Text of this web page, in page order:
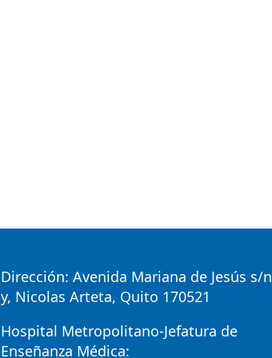
Dirección: Avenida Mariana de Jesús s/n
y, Nicolas Arteta, Quito 170521
Hospital Metropolitano-Jefatura de
Enseñanza Médica: